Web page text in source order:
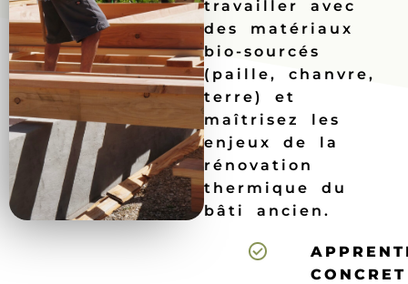
travailler avec
des matériaux
bio-sourcés
(paille, chanvre,
terre) et
maîtrisez les
enjeux de la
rénovation
thermique du
bâti ancien.
CONCRET